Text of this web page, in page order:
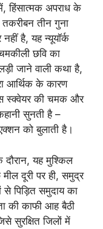
हिंसात्मक अपराध के
तीन गुना
है, यह न्यूयॉर्क
छवि का
जाने वाली कथा है,
आर्थिक के कारण
स्क्वेयर की चमक और
सुनती है –
को बुलाती है।
दौरान, यह मुश्किल
दूरी पर ही, समुद्र
पिड़ित समुदाय का
की काफी आह बैठी
सुरक्षित जिलों में